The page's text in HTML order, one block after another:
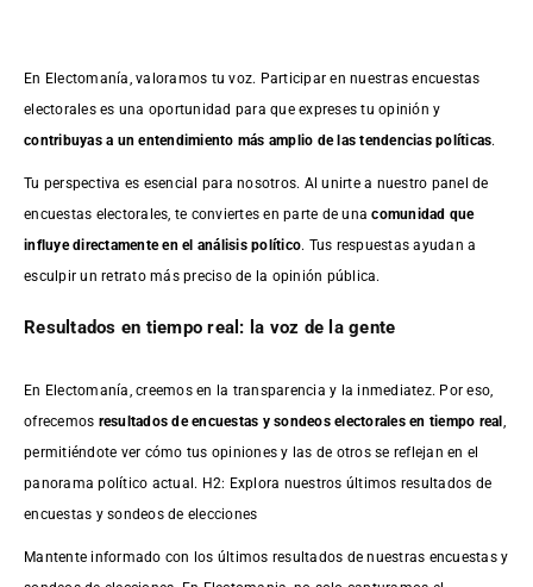
En Electomanía, valoramos tu voz. Participar en nuestras encuestas
electorales es una oportunidad para que expreses tu opinión y
contribuyas a un entendimiento más amplio de las tendencias políticas.
Tu perspectiva es esencial para nosotros. Al unirte a nuestro panel de
encuestas electorales, te conviertes en parte de unacomunidad que
influye directamente en el análisis político. Tus respuestas ayudan a
esculpir un retrato más preciso de la opinión pública.
Resultados en tiempo real: la voz de la gente
En Electomanía, creemos en la transparencia y la inmediatez. Por eso,
ofrecemos resultados deencuestas y sondeos electorales en tiempo real
permitiéndote ver cómo tus opiniones y las de otros se reflejan en el
panorama político actual. H2: Explora nuestros últimos resultados de
encuestas y sondeos de elecciones
Mantente informado con los últimos resultados de nuestras encuestasy